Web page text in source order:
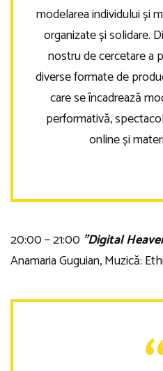
modelarea individului și
organizate și solidare.
nostru de cercetare a
diverse formate de
care se încadrează
performativă,
online și
20:00 – 21:00 ”Digital
Anamaria Guguian, Muzică: